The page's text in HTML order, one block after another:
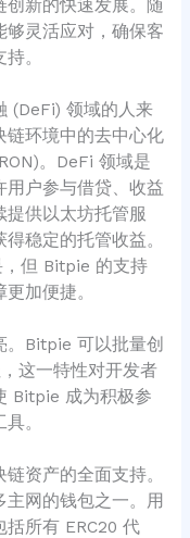
新的快速发展。随
灵活应对，确保客
。
(DeFi) 领域的人来
环境中的去中心化
。DeFi 领域是
用户参与借贷、收益
供以太坊托管服
稳定的托管收益。
但 Bitpie 的支持
加便捷。
Bitpie 可以批量创
这一特性对开发者
Bitpie 成为积极参
。
资产的全面支持。
网的钱包之一。用
括所有 ERC20 代